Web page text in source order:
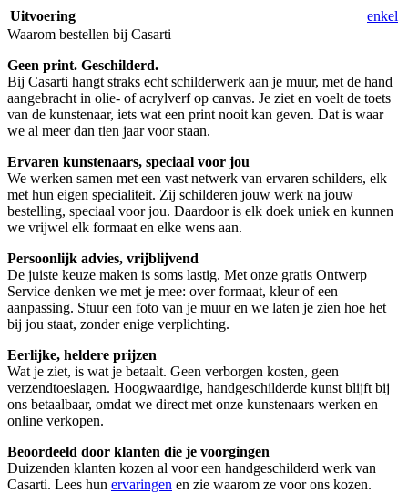
Uitvoering
enkel
Waarom bestellen bij Casarti
Geen print. Geschilderd.
Bij Casarti hangt straks echt schilderwerk aan je muur, met de hand
aangebracht in olie- of acrylverf op canvas. Je ziet en voelt de toets
van de kunstenaar, iets wat een print nooit kan geven. Dat is waar
we al meer dan tien jaar voor staan.
Ervaren kunstenaars, speciaal voor jou
We werken samen met een vast netwerk van ervaren schilders, elk
met hun eigen specialiteit. Zij schilderen jouw werk na jouw
bestelling, speciaal voor jou. Daardoor is elk doek uniek en kunnen
we vrijwel elk formaat en elke wens aan.
Persoonlijk advies, vrijblijvend
De juiste keuze maken is soms lastig. Met onze gratis Ontwerp
Service denken we met je mee: over formaat, kleur of een
aanpassing. Stuur een foto van je muur en we laten je zien hoe het
bij jou staat, zonder enige verplichting.
Eerlijke, heldere prijzen
Wat je ziet, is wat je betaalt. Geen verborgen kosten, geen
verzendtoeslagen. Hoogwaardige, handgeschilderde kunst blijft bij
ons betaalbaar, omdat we direct met onze kunstenaars werken en
online verkopen.
Beoordeeld door klanten die je voorgingen
Duizenden klanten kozen al voor een handgeschilderd werk van
Casarti. Lees hun ervaringen en zie waarom ze voor ons kozen.